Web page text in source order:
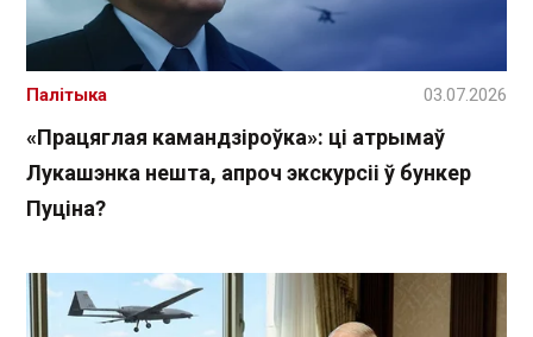
«Працяглая камандзіроўка»: ці атрымаў
Лукашэнка нешта, апроч экскурсіі ў бункер
Пуціна?
Палітыка 03.07.2026